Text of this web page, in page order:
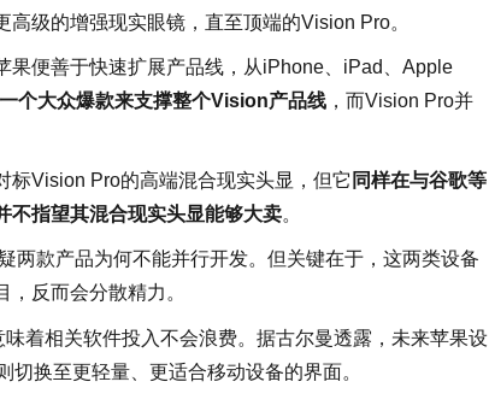
级的增强现实眼镜，直至顶端的Vision Pro。
果便善于快速扩展产品线，从iPhone、iPad、Apple
个大众爆款来支撑整个Vision产品线 ，而Vision Pro并
标Vision Pro的高端混合现实头显，但它 同样在与谷歌等
不指望其混合现实头显能够大卖。
两款产品为何不能并行开发。但关键在于，这两类设备
，反而会分散精力。
着相关软件投入不会浪费。据古尔曼透露，未来苹果设
换至更轻量、更适合移动设备的界面。